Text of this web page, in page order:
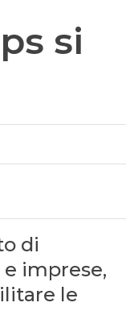
si
di
imprese,
le